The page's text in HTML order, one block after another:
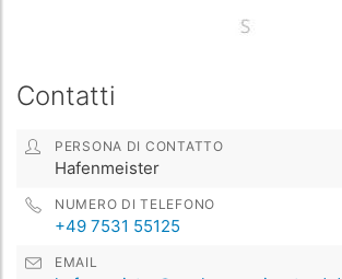
Contatti
PERSONA DI CONTATTO
Hafenmeister
NUMERO DI TELEFONO
+49 7531 55125
EMAIL